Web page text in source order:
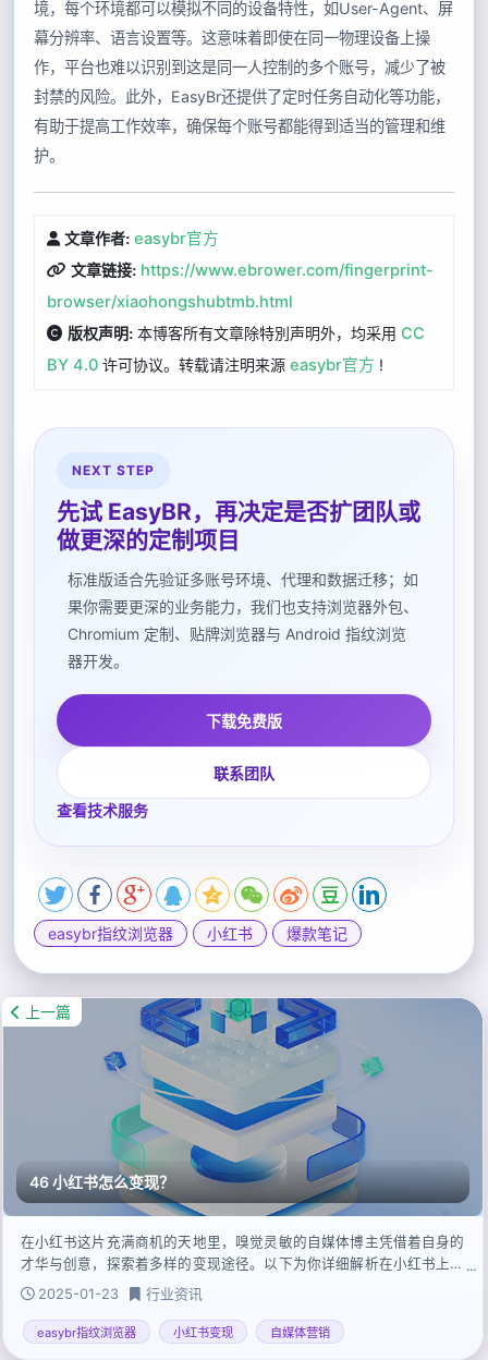
境，每个环境都可以模拟不同的设备特性，如User-Agent、屏
幕分辨率、语言设置等。这意味着即使在同一物理设备上操
作，平台也难以识别到这是同一人控制的多个账号，减少了被
封禁的风险。此外，EasyBr还提供了定时任务自动化等功能，
有助于提高工作效率，确保每个账号都能得到适当的管理和维
护。
文章作者: easybr官方
文章链接: https://www.ebrower.com/fingerprint-
browser/xiaohongshubtmb.html
版权声明: 本博客所有文章除特別声明外，均采用CC
BY 4.0 许可协议。转载请注明来源easybr官方 !
NEXT STEP
先试 EasyBR，再决定是否扩团队或
做更深的定制项目
标准版适合先验证多账号环境、代理和数据迁移；如
果你需要更深的业务能力，我们也支持浏览器外包、
Chromium 定制、贴牌浏览器与 Android 指纹浏览
器开发。
下载免费版
联系团队
查看技术服务
easybr指纹浏览器 小红书 爆款笔记
上一篇
46 小红书怎么变现？
在小红书这片充满商机的天地里，嗅觉灵敏的自媒体博主凭借着自身的
才华与创意，探索着多样的变现途径。以下为你详细解析在小红书上的
五种搞钱方式，助你开启财富增长之旅。
2025-01-23 行业资讯
easybr指纹浏览器 小红书变现 自媒体营销